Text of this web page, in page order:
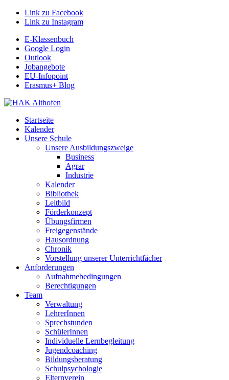
Link zu Facebook
Link zu Instagram
E-Klassenbuch
Google Login
Outlook
Jobangebote
EU-Infopoint
Erasmus+ Blog
Startseite
Kalender
Unsere Schule
Unsere Ausbildungszweige
Business
Agrar
Industrie
Kalender
Bibliothek
Leitbild
Förderkonzept
Übungsfirmen
Freigegenstände
Hausordnung
Chronik
Vorstellung unserer Unterrichtfächer
Anforderungen
Aufnahmebedingungen
Berechtigungen
Team
Verwaltung
LehrerInnen
Sprechstunden
SchülerInnen
Individuelle Lernbegleitung
Jugendcoaching
Bildungsberatung
Schulpsychologie
Elternverein